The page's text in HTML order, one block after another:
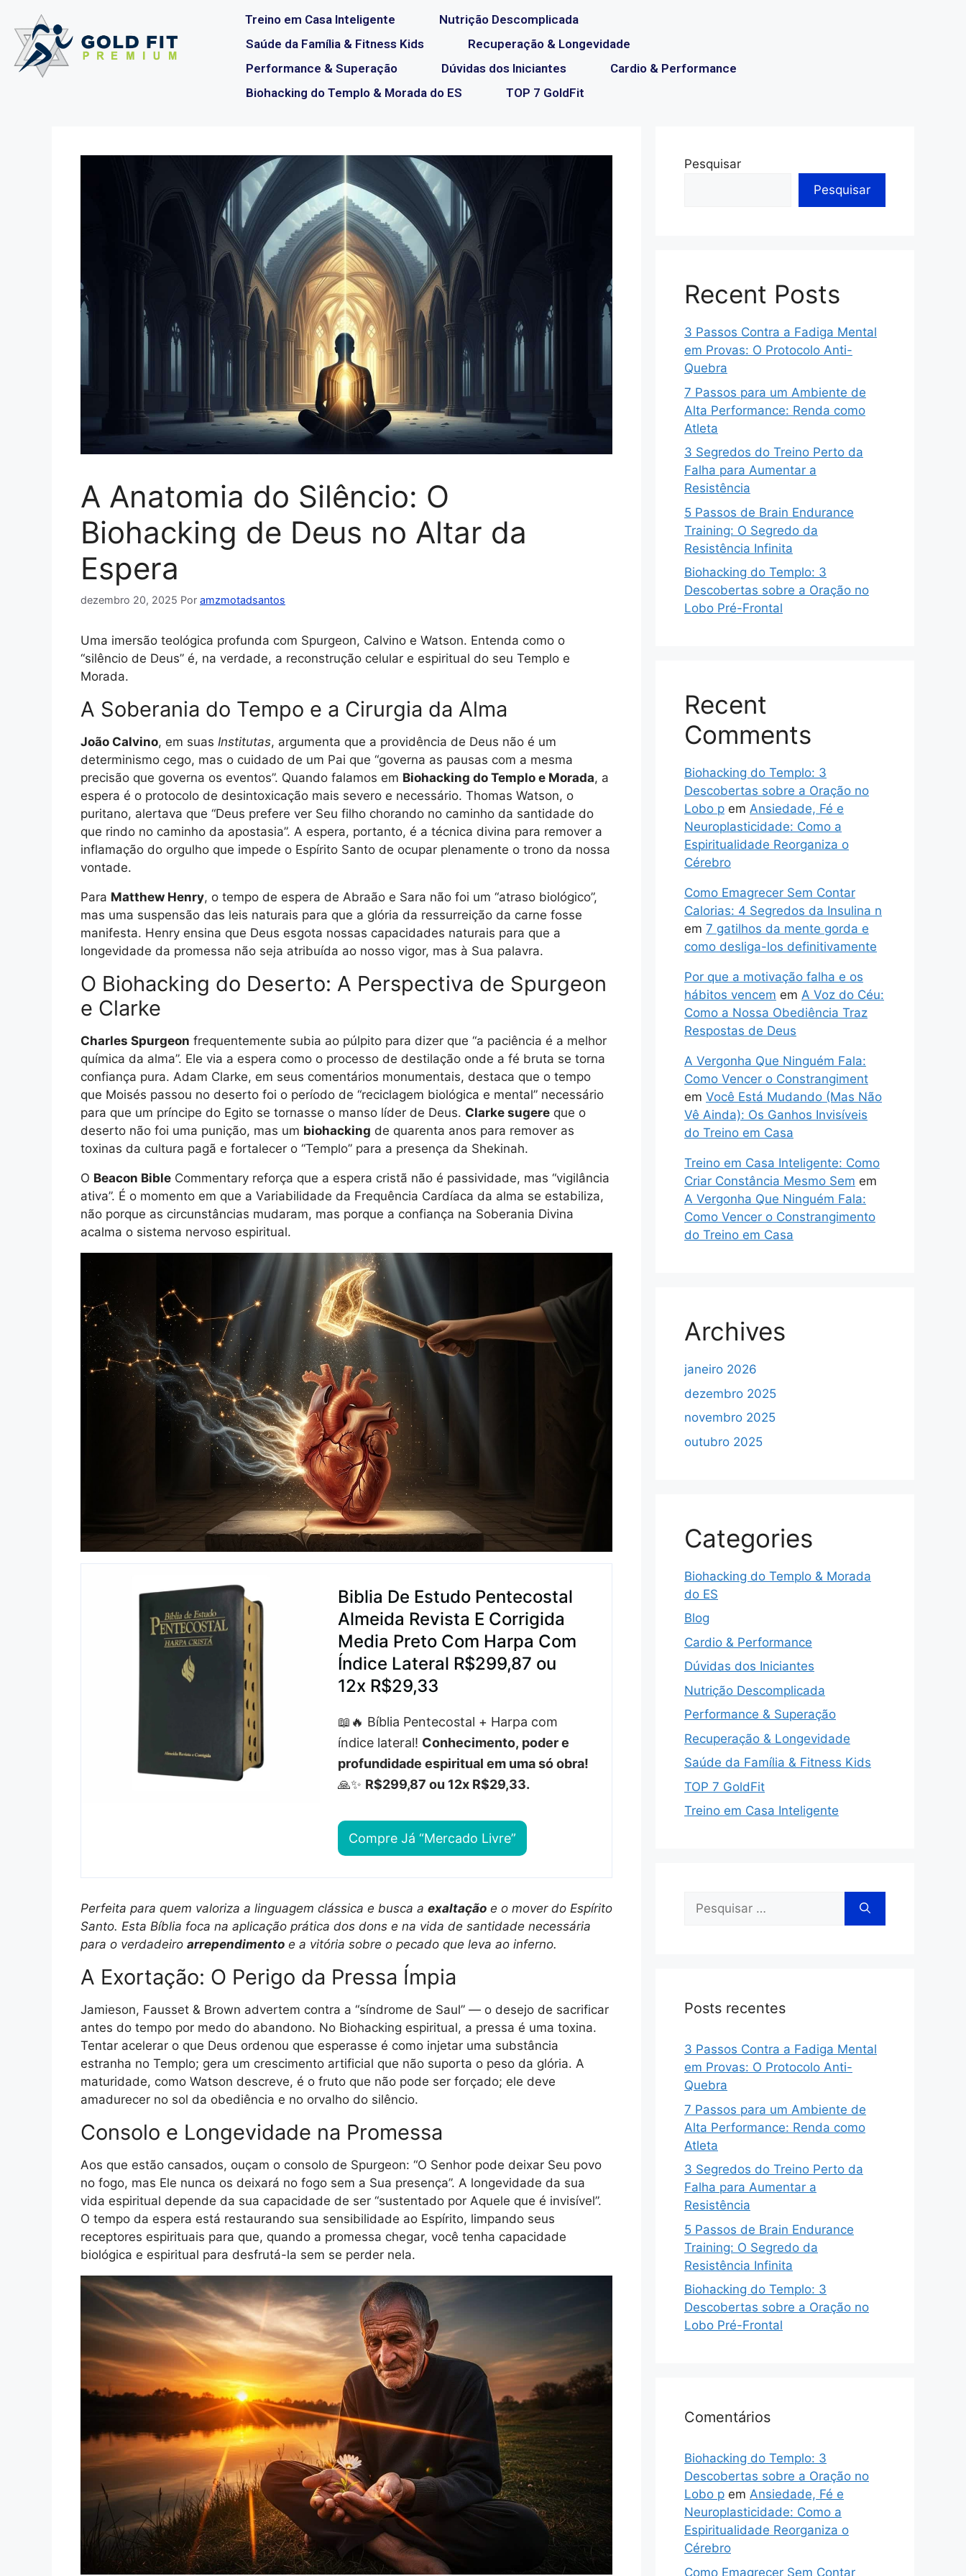
Treino em Casa Inteligente
Nutrição Descomplicada
Saúde da Família & Fitness Kids
Recuperação & Longevidade
Performance & Superação
Dúvidas dos Iniciantes
Cardio & Performance
Biohacking do Templo & Morada do ES
TOP 7 GoldFit
A Anatomia do Silêncio: O
Biohacking de Deus no Altar da
Espera
dezembro 20, 2025 Por amzmotadsantos
Uma imersão teológica profunda com Spurgeon, Calvino e Watson. Entenda como o
“silêncio de Deus” é, na verdade, a reconstrução celular e espiritual do seu Templo e
Morada.
A Soberania do Tempo e a Cirurgia da Alma
João Calvino, em suas Institutas, argumenta que a providência de Deus não é um
determinismo cego, mas o cuidado de um Pai que “governa as pausas com a mesma
precisão que governa os eventos”. Quando falamos em Biohacking do Templo e Morada, a
espera é o protocolo de desintoxicação mais severo e necessário. Thomas Watson, o
puritano, alertava que “Deus prefere ver Seu filho chorando no caminho da santidade do
que rindo no caminho da apostasia”. A espera, portanto, é a técnica divina para remover a
inflamação do orgulho que impede o Espírito Santo de ocupar plenamente o trono da nossa
vontade.
Para Matthew Henry, o tempo de espera de Abraão e Sara não foi um “atraso biológico”,
mas uma suspensão das leis naturais para que a glória da ressurreição da carne fosse
manifesta. Henry ensina que Deus esgota nossas capacidades naturais para que a
longevidade da promessa não seja atribuída ao nosso vigor, mas à Sua palavra.
O Biohacking do Deserto: A Perspectiva de Spurgeon
e Clarke
Charles Spurgeon frequentemente subia ao púlpito para dizer que “a paciência é a melhor
química da alma”. Ele via a espera como o processo de destilação onde a fé bruta se torna
confiança pura. Adam Clarke, em seus comentários monumentais, destaca que o tempo
que Moisés passou no deserto foi o período de “reciclagem biológica e mental” necessário
para que um príncipe do Egito se tornasse o manso líder de Deus. Clarke sugere que o
deserto não foi uma punição, mas um biohacking de quarenta anos para remover as
toxinas da cultura pagã e fortalecer o “Templo” para a presença da Shekinah.
O Beacon Bible Commentary reforça que a espera cristã não é passividade, mas “vigilância
ativa”. É o momento em que a Variabilidade da Frequência Cardíaca da alma se estabiliza,
não porque as circunstâncias mudaram, mas porque a confiança na Soberania Divina
acalma o sistema nervoso espiritual.
Biblia De Estudo Pentecostal
Almeida Revista E Corrigida
Media Preto Com Harpa Com
Índice Lateral R$299,87 ou
12x R$29,33
📖🔥 Bíblia Pentecostal + Harpa com
índice lateral! Conhecimento, poder e
profundidade espiritual em uma só obra!
🙏✨ R$299,87 ou 12x R$29,33.
Compre Já “Mercado Livre”
Perfeita para quem valoriza a linguagem clássica e busca a exaltação e o mover do Espírito
Santo. Esta Bíblia foca na aplicação prática dos dons e na vida de santidade necessária
para o verdadeiro arrependimento e a vitória sobre o pecado que leva ao inferno.
A Exortação: O Perigo da Pressa Ímpia
Jamieson, Fausset & Brown advertem contra a “síndrome de Saul” — o desejo de sacrificar
antes do tempo por medo do abandono. No Biohacking espiritual, a pressa é uma toxina.
Tentar acelerar o que Deus ordenou que esperasse é como injetar uma substância
estranha no Templo; gera um crescimento artificial que não suporta o peso da glória. A
maturidade, como Watson descreve, é o fruto que não pode ser forçado; ele deve
amadurecer no sol da obediência e no orvalho do silêncio.
Consolo e Longevidade na Promessa
Aos que estão cansados, ouçam o consolo de Spurgeon: “O Senhor pode deixar Seu povo
no fogo, mas Ele nunca os deixará no fogo sem a Sua presença”. A longevidade da sua
vida espiritual depende da sua capacidade de ser “sustentado por Aquele que é invisível”.
O tempo da espera está restaurando sua sensibilidade ao Espírito, limpando seus
receptores espirituais para que, quando a promessa chegar, você tenha capacidade
biológica e espiritual para desfrutá-la sem se perder nela.
Pesquisar
Pesquisar
Recent Posts
3 Passos Contra a Fadiga Mental
em Provas: O Protocolo Anti-
Quebra
7 Passos para um Ambiente de
Alta Performance: Renda como
Atleta
3 Segredos do Treino Perto da
Falha para Aumentar a
Resistência
5 Passos de Brain Endurance
Training: O Segredo da
Resistência Infinita
Biohacking do Templo: 3
Descobertas sobre a Oração no
Lobo Pré-Frontal
Recent
Comments
Biohacking do Templo: 3
Descobertas sobre a Oração no
Lobo p em Ansiedade, Fé e
Neuroplasticidade: Como a
Espiritualidade Reorganiza o
Cérebro
Como Emagrecer Sem Contar
Calorias: 4 Segredos da Insulina n
em 7 gatilhos da mente gorda e
como desliga-los definitivamente
Por que a motivação falha e os
hábitos vencem em A Voz do Céu:
Como a Nossa Obediência Traz
Respostas de Deus
A Vergonha Que Ninguém Fala:
Como Vencer o Constrangiment
em Você Está Mudando (Mas Não
Vê Ainda): Os Ganhos Invisíveis
do Treino em Casa
Treino em Casa Inteligente: Como
Criar Constância Mesmo Sem em
A Vergonha Que Ninguém Fala:
Como Vencer o Constrangimento
do Treino em Casa
Archives
janeiro 2026
dezembro 2025
novembro 2025
outubro 2025
Categories
Biohacking do Templo & Morada
do ES
Blog
Cardio & Performance
Dúvidas dos Iniciantes
Nutrição Descomplicada
Performance & Superação
Recuperação & Longevidade
Saúde da Família & Fitness Kids
TOP 7 GoldFit
Treino em Casa Inteligente
Posts recentes
3 Passos Contra a Fadiga Mental
em Provas: O Protocolo Anti-
Quebra
7 Passos para um Ambiente de
Alta Performance: Renda como
Atleta
3 Segredos do Treino Perto da
Falha para Aumentar a
Resistência
5 Passos de Brain Endurance
Training: O Segredo da
Resistência Infinita
Biohacking do Templo: 3
Descobertas sobre a Oração no
Lobo Pré-Frontal
Comentários
Biohacking do Templo: 3
Descobertas sobre a Oração no
Lobo p em Ansiedade, Fé e
Neuroplasticidade: Como a
Espiritualidade Reorganiza o
Cérebro
Como Emagrecer Sem Contar